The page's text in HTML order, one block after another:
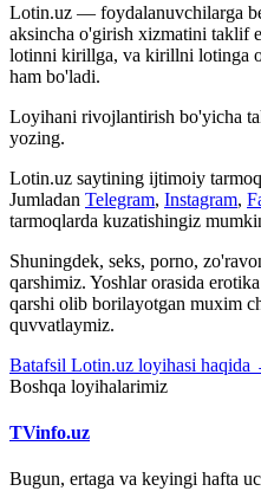
Lotin.uz — foydalanuvchilarga
aksincha o'girish xizmatini taklif
lotinni kirillga, va kirillni lotinga
ham bo'ladi.
Loyihani rivojlantirish bo'yicha
yozing.
Lotin.uz saytining ijtimoiy
Jumladan Telegram, Instagram,
tarmoqlarda kuzatishingiz
Shuningdek, seks, porno,
qarshimiz. Yoshlar orasida
qarshi olib borilayotgan muxim
quvvatlaymiz.
Batafsil Lotin.uz loyihasi haqida
Boshqa loyihalarimiz
TVinfo.uz
Bugun, ertaga va keyingi hafta